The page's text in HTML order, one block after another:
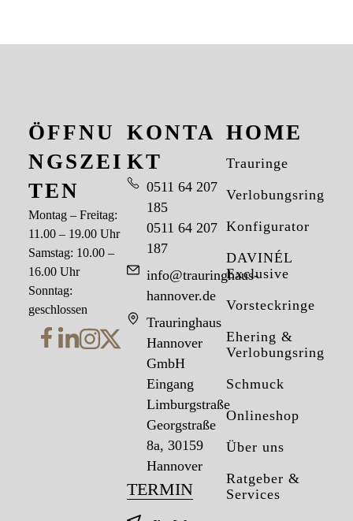
HOME
Trauringe
Verlobungsringe
Konfigurator
DAVINÉL
Exclusive
Vorsteckringe
Ehering &
Verlobungsring
Schmuck
Onlineshop
Über uns
Ratgeber &
Services
KONTA
KT
0511 64 207
185
0511 64 207
187
info@trauringhaus-
hannover.de
Trauringhaus
Hannover
GmbH
Eingang
Limburgstraße
Georgstraße
8a, 30159
Hannover
TERMIN
ÖFFNU
NGSZEI
TEN
Montag – Freitag:
11.00 – 19.00 Uhr
Samstag: 10.00 –
16.00 Uhr
Sonntag:
geschlossen